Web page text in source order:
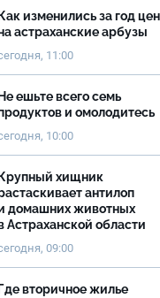
Как изменились за год
астраханские арбузы
11:00
Не ешьте всего семь
и омолодитесь
10:00
Крупный хищник
антилоп
домашних животных
Астраханской области
09:00
Где вторичное жилье